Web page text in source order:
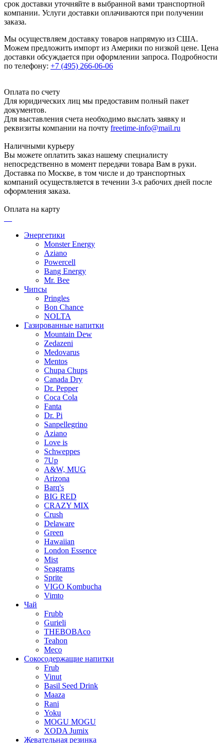
срок доставки уточняйте в выбранной вами транспортной
компании. Услуги доставки оплачиваются при получении
заказа.
Мы осуществляем доставку товаров напрямую из США.
Можем предложить импорт из Америки по низкой цене. Цена
доставки обсуждается при оформлении запроса. Подробности
по телефону: +7 (495) 266-06-06
Оплата по счету
Для юридических лиц мы предоставим полный пакет
документов.
Для выставления счета необходимо выслать заявку и
реквизиты компании на почту freetime-info@mail.ru
Наличными курьеру
Вы можете оплатить заказ нашему специалисту
непосредственно в момент передачи товара Вам в руки.
Доставка по Москве, в том числе и до транспортных
компаний осуществляется в течении 3-х рабочих дней после
оформления заказа.
Оплата на карту
Энергетики
Monster Energy
Aziano
Powercell
Bang Energy
Mr. Bee
Чипсы
Pringles
Bon Chance
NOLTA
Газированные напитки
Mountain Dew
Zedazeni
Medovarus
Mentos
Chupa Chups
Canada Dry
Dr. Pepper
Coca Cola
Fanta
Dr. Pi
Sanpellegrino
Aziano
Love is
Schweppes
7Up
A&W, MUG
Arizona
Barq's
BIG RED
CRAZY MIX
Crush
Delaware
Green
Hawaiian
London Essence
Mist
Seagrams
Sprite
VIGO Kombucha
Vimto
Чай
Frubb
Gurieli
THEBOBAco
Teahon
Meco
Сокосодержащие напитки
Frub
Vinut
Basil Seed Drink
Maaza
Rani
Yoku
MOGU MOGU
XODA Jumix
Жевательная резинка